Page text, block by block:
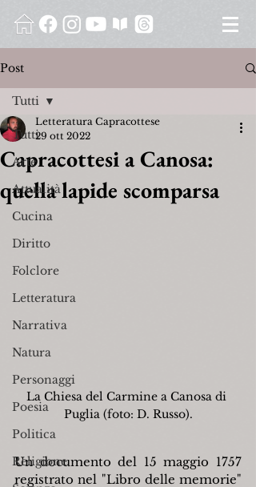
Post
Tutti
Arte
Attualità
Cucina
Diritto
Folclore
Letteratura
Narrativa
Natura
Personaggi
Poesia
Politica
Religione
Tutti
Capracottesi a Canosa:
quella lapide scomparsa
Letteratura Capracottese
29 ott 2022
La Chiesa del Carmine a Canosa di
Puglia (foto: D. Russo).
Un documento del 15 maggio 1757
registrato nel "Libro delle memorie"